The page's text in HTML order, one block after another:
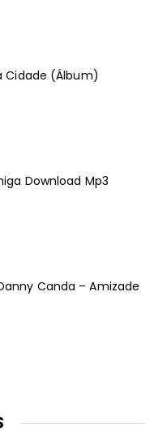
Cidade (Álbum)
Download Mp3
Canda – Amizade